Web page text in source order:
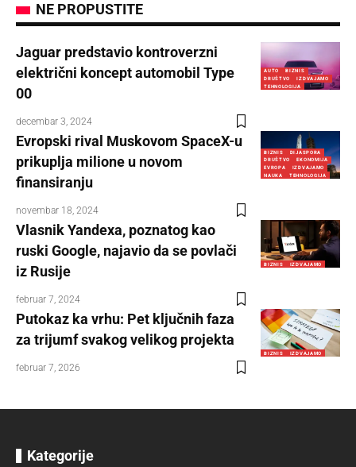
NE PROPUSTITE
AUTO
BIZNIS
DRUŠTVO
IZDVAJAMO
TEHNOLOGIJA
Jaguar predstavio kontroverzni
električni koncept automobil Type
00
decembar 3, 2024
BIZNIS
DIJASPORA
DRUŠTVO
EKONOMIJA
EVROPA
IZDVAJAMO
NAUKA
TEHNOLOGIJA
Evropski rival Muskovom SpaceX-u
prikuplja milione u novom
finansiranju
novembar 18, 2024
BIZNIS IZDVAJAMO
Vlasnik Yandexa, poznatog kao
ruski Google, najavio da se povlači
iz Rusije
februar 7, 2024
BIZNIS IZDVAJAMO
Putokaz ka vrhu: Pet ključnih faza
za trijumf svakog velikog projekta
februar 7, 2026
Kategorije